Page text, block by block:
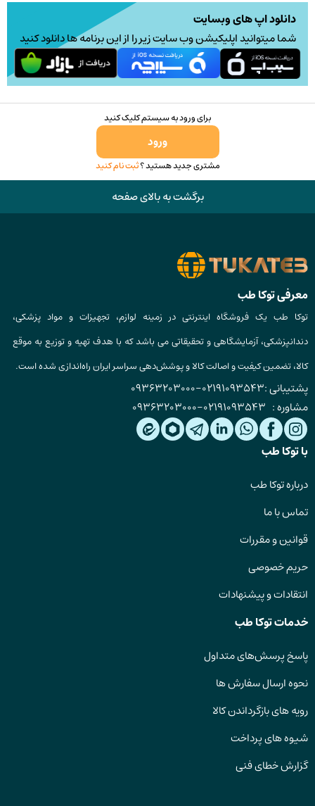
دانلود اپ های وبسایت
شما میتوانید اپلیکیشن وب سایت زیر را از این برنامه ها دانلود کنید
برای ورود به سیستم کلیک کنید
ورود
مشتری جدید هستید ؟ثبت نام کنید
برگشت به بالای صفحه
معرفی توکا طب
توکا طب یک فروشگاه اینترنتی در زمینه لوازم، تجهیزات و مواد پزشکی،
دندانپزشکی، آزمایشگاهی و تحقیقاتی می باشد که با هدف تهیه و توزیع به موقع
کالا، تضمین کیفیت و اصالت کالا و پوشش‌دهی سراسر ایران راه‌اندازی شده است.
پشتیبانی :02191093543
-
09363203000
مشاوره : 02191093543
-
09363203000
با توکا طب
درباره توکا طب
تماس با ما
قوانین و مقررات
حریم خصوصی
انتقادات و پیشنهادات
خدمات توکا طب
پاسخ پرسش‌های متداول
نحوه ارسال سفارش ها
رویه های بازگرداندن کالا
شیوه های پرداخت
گزارش خطای فنی